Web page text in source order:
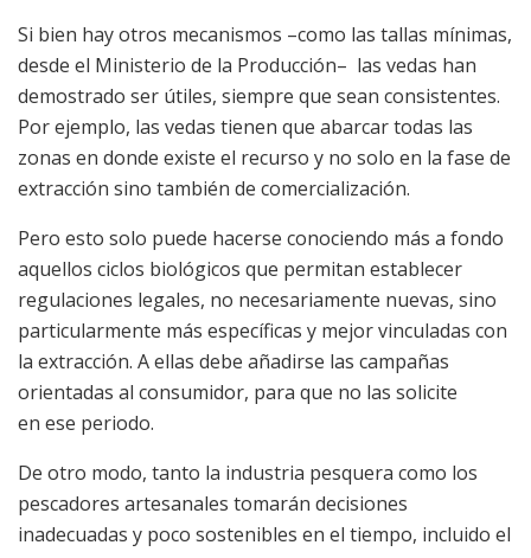
Si bien hay otros mecanismos –como las tallas mínimas,
desde el Ministerio de la Producción– las vedas han
demostrado ser útiles, siempre que sean consistentes.
Por ejemplo, las vedas tienen que abarcar todas las
zonas en donde existe el recurso y no solo en la fase de
extracción sino también de comercialización.
Pero esto solo puede hacerse conociendo más a fondo
aquellos ciclos biológicos que permitan establecer
regulaciones legales, no necesariamente nuevas, sino
particularmente más específicas y mejor vinculadas con
la extracción. A ellas debe añadirse las campañas
orientadas al consumidor, para que no las solicite
en ese periodo.
De otro modo, tanto la industria pesquera como los
pescadores artesanales tomarán decisiones
inadecuadas y poco sostenibles en el tiempo, incluido el